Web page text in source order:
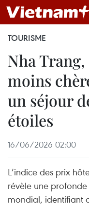
TOURISME
Nha
moins
un séjour
étoiles
16/06/2026 02:00
L’indice des prix
révèle une
mondial, identifiant